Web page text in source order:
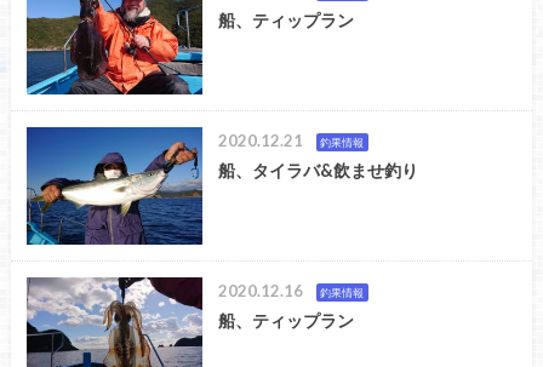
船、ティップラン
2020.12.21 釣果情報
船、タイラバ&飲ませ釣り
2020.12.16 釣果情報
船、ティップラン